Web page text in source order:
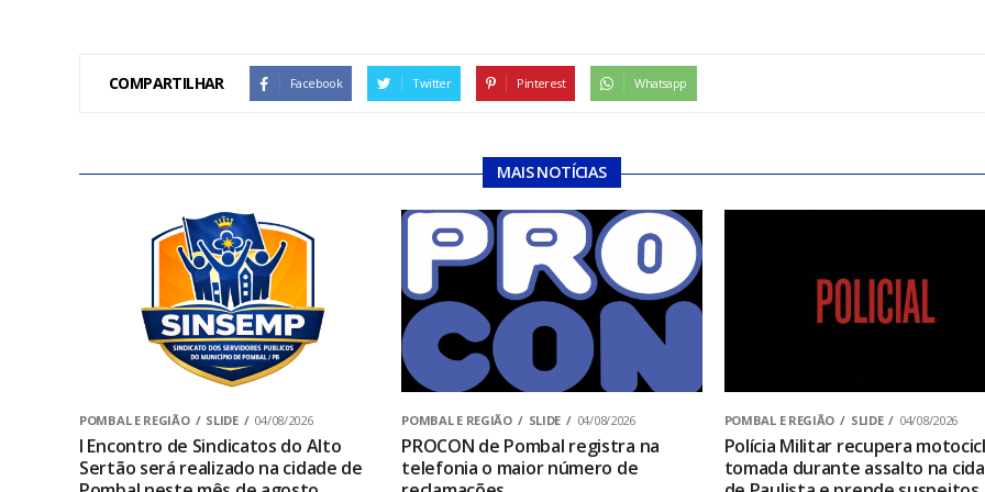
COMPARTILHAR Facebook Twitter Pinterest Whatsapp
MAIS NOTÍCIAS
POMBAL E REGIÃO SLIDE 04/08/2026
I Encontro de Sindicatos do Alto
Sertão será realizado na cidade de
POMBAL E REGIÃO SLIDE 04/08/2026
PROCON de Pombal registra na
telefonia o maior número de
POMBAL E REGIÃO SLIDE 04/08/2026
Polícia Militar recupera
tomada durante assalto na